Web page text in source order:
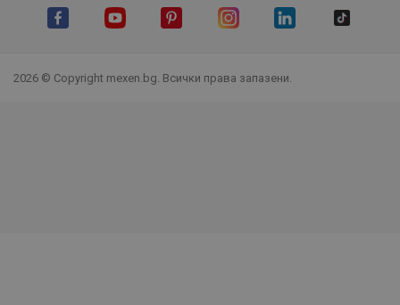
2026 © Copyright mexen.bg. Всички права запазени.